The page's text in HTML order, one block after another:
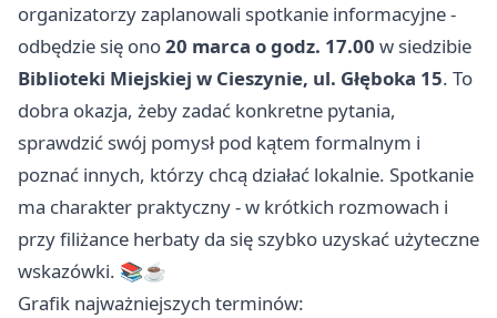
organizatorzy zaplanowali spotkanie informacyjne -
odbędzie się ono20 marca o godz. 17.00 w siedzibie
Biblioteki Miejskiej w Cieszynie, ul. Głęboka 15. To
dobra okazja, żeby zadać konkretne pytania,
sprawdzić swój pomysł pod kątem formalnym i
poznać innych, którzy chcą działać lokalnie. Spotkanie
ma charakter praktyczny - w krótkich rozmowach i
przy filiżance herbaty da się szybko uzyskać użyteczne
wskazówki. 📚☕
Grafik najważniejszych terminów: